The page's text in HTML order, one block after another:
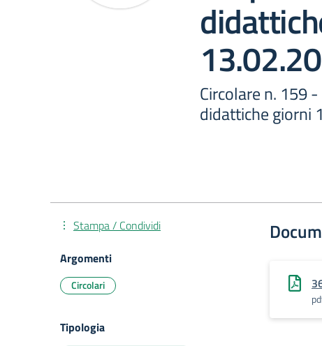
Circolare n. 159
didattiche giorni
Stampa / Condividi
Argomenti
Circolari
Tipologia